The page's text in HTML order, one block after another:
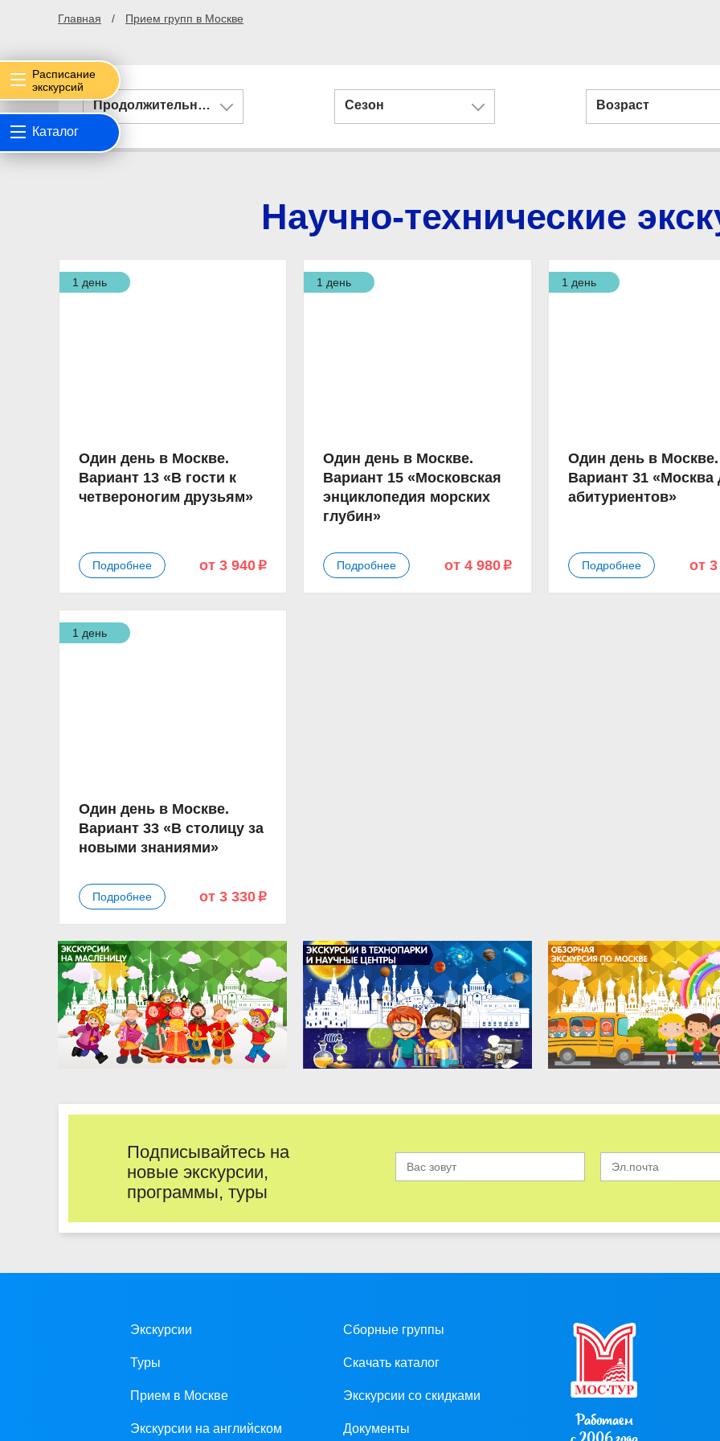
Главная Прием групп в Москве
Расписание
экскурсий
Каталог
Продолжительность Сезон Возраст
Научно-технические
1 день
Один день в Москве.
Вариант 13 «В гости к
четвероногим друзьям»
Подробнее от 3 940 p
1 день
Один день в Москве.
Вариант 15 «Московская
энциклопедия морских
глубин»
Подробнее от 4 980 p
1 день
Один день в Москве.
Вариант 31 «Москва
абитуриентов»
Подробнее от
1 день
Один день в Москве.
Вариант 33 «В столицу за
новыми знаниями»
Подробнее от 3 330 p
Подписывайтесь на
новые экскурсии,
программы, туры
Экскурсии
Туры
Прием в Москве
Экскурсии на английском
Сборные группы
Скачать каталог
Экскурсии со скидками
Документы
Работаем